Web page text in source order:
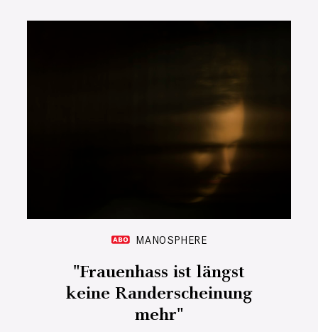
MANOSPHERE
"Frauenhass ist längst
keine Randerscheinung
mehr"